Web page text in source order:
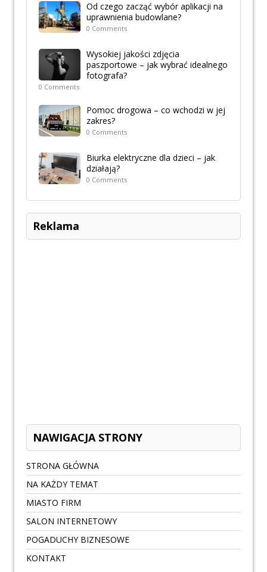
Od czego zacząć wybór aplikacji na
uprawnienia budowlane?
0 Comments
Wysokiej jakości zdjęcia
paszportowe – jak wybrać idealnego
fotografa?
0 Comments
Pomoc drogowa – co wchodzi w jej
zakres?
0 Comments
Biurka elektryczne dla dzieci – jak
działają?
0 Comments
Reklama
NAWIGACJA STRONY
STRONA GŁÓWNA
NA KAŻDY TEMAT
MIASTO FIRM
SALON INTERNETOWY
POGADUCHY BIZNESOWE
KONTAKT